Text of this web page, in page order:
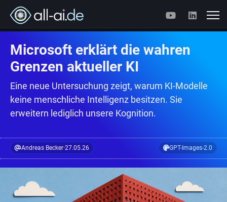
Microsoft erklärt die wahren
Grenzen aktueller KI
Eine neue Untersuchung zeigt, warum KI-Modelle
keine menschliche Intelligenz besitzen. Sie
erweitern lediglich unsere Kognition.
Andreas Becker·27.05.26 GPT-Images-2.0